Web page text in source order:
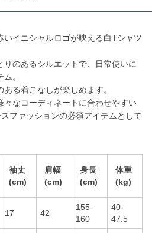
いイニシャルロゴが映える白Tシャツ
のあるシルエットで、日常使いに
。
る着こなしが楽しめます。
々なコーディネートに合わせやすい
ファッションの必須アイテムとして
袖丈
(cm)
肩幅
(cm)
身長
(cm)
体重
(kg)
17 42
155-
160
40-
47.5